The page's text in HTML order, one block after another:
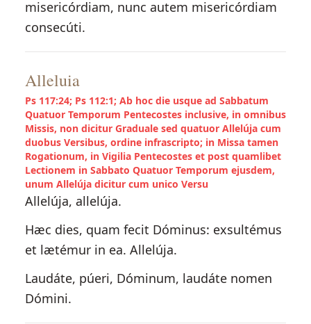
misericórdiam, nunc autem misericórdiam
consecúti.
Alleluia
Ps 117:24; Ps 112:1; Ab hoc die usque ad Sabbatum
Quatuor Temporum Pentecostes inclusive, in omnibus
Missis, non dicitur Graduale sed quatuor Allelúja cum
duobus Versibus, ordine infrascripto; in Missa tamen
Rogationum, in Vigilia Pentecostes et post quamlibet
Lectionem in Sabbato Quatuor Temporum ejusdem,
unum Allelúja dicitur cum unico Versu
Allelúja, allelúja.
Hæc dies, quam fecit Dóminus: exsultémus
et lætémur in ea. Allelúja.
Laudáte, púeri, Dóminum, laudáte nomen
Dómini.